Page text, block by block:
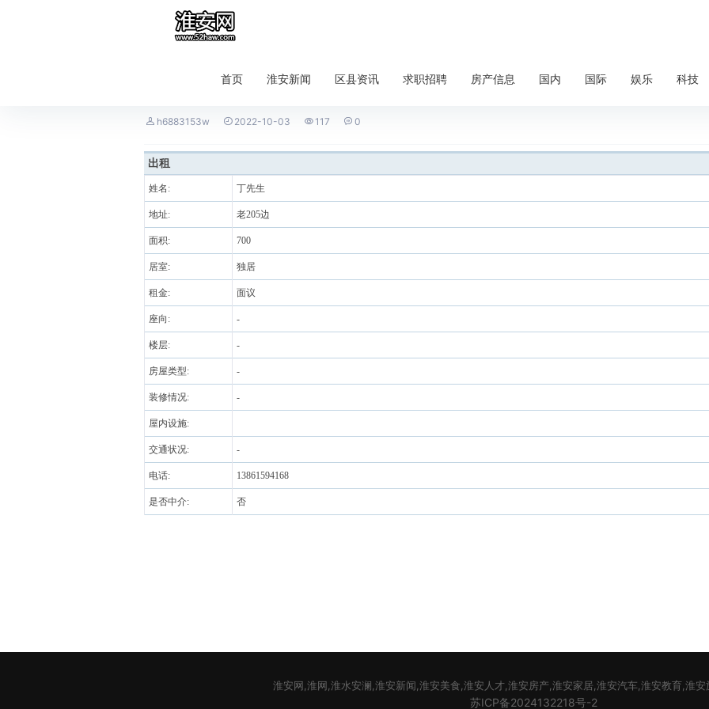
首页 淮安新闻 区县资讯 求职招聘 房产信息 国内 国际 娱乐 科技
 h6883153w  2022-10-03 117  0
出租
姓名: 丁先生
地址: 老205边
面积: 700
居室: 独居
租金: 面议
座向: -
楼层: -
房屋类型: -
装修情况: -
屋内设施:
交通状况: -
电话: 13861594168
是否中介: 否
淮安网,淮网,淮水安澜,淮安新闻,淮安美食,淮安人才,淮安房产,淮安家居,淮安汽车,淮安教育,淮安
苏ICP备2024132218号-2